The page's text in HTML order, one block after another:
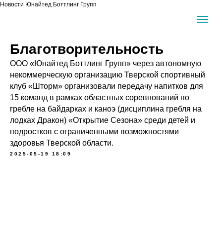
Новости Юнайтед Боттлинг Групп
Благотворительность
ООО «Юнайтед Боттлинг Групп» через автономную
некоммерческую организацию Тверской спортивный
клуб «Шторм» организовали передачу напитков для
15 команд в рамках областных соревнований по
гребле на байдарках и каноэ (дисциплина гребля на
лодках Дракон) «Открытие Сезона» среди детей и
подростков с ограниченными возможностями
здоровья Тверской области.
2025-05-19 18:09